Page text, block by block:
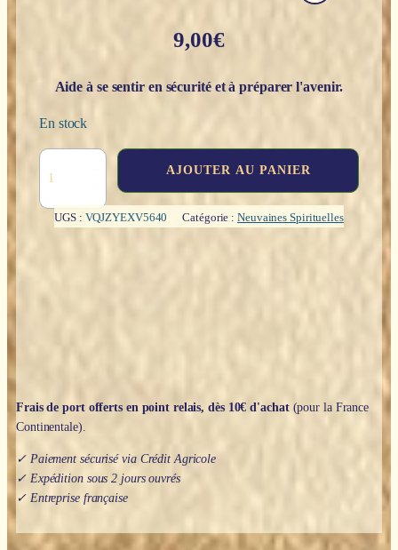
9,00€
Aide à se sentir en sécurité et à préparer l'avenir.
En stock
animal
totem
AJOUTER AU PANIER
UGS : VQJZYEXV5640 Catégorie :Neuvaines Spirituelles
Frais de port offerts en point relais, dès 10€ d'achat(pour la France
Continentale).
✓ Paiement sécurisé via Crédit Agricole
✓ Expédition sous 2 jours ouvrés
✓ Entreprise française